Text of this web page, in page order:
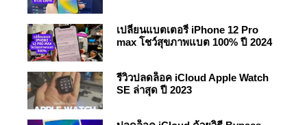
เปลี่ยนแบตเตอรี่ iPhone 12 Pro
max โชว์สุขภาพแบต 100% ปี 2024
รีวิวปลดล็อค iCloud Apple Watch
SE ล่าสุด ปี 2023